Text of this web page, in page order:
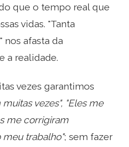
que o tempo real que
vidas. "Tanta
nos afasta da
a realidade.
vezes garantimos
vezes", "Eles me
me corrigiram
trabalho"; sem fazer